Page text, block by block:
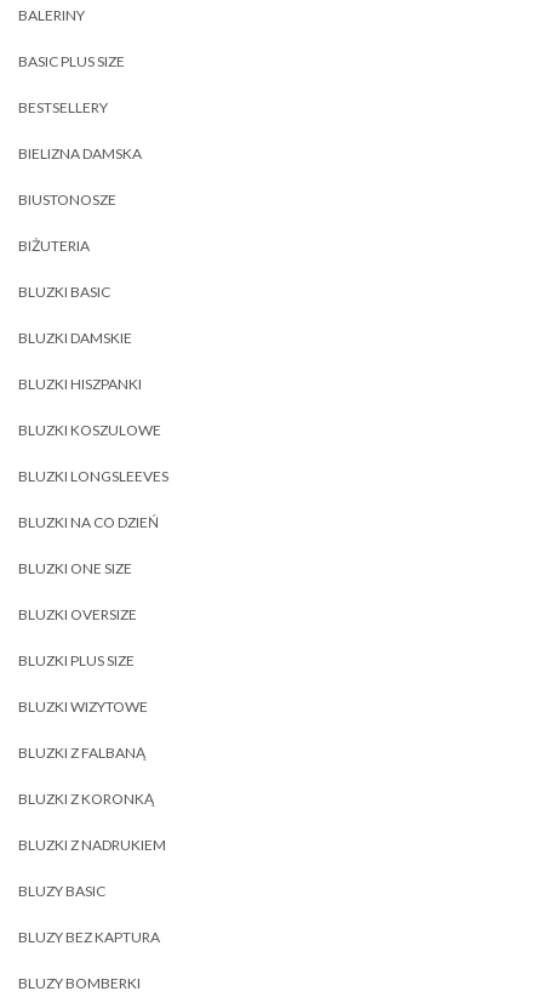
BALERINY
BASIC PLUS SIZE
BESTSELLERY
BIELIZNA DAMSKA
BIUSTONOSZE
BIŻUTERIA
BLUZKI BASIC
BLUZKI DAMSKIE
BLUZKI HISZPANKI
BLUZKI KOSZULOWE
BLUZKI LONGSLEEVES
BLUZKI NA CO DZIEŃ
BLUZKI ONE SIZE
BLUZKI OVERSIZE
BLUZKI PLUS SIZE
BLUZKI WIZYTOWE
BLUZKI Z FALBANĄ
BLUZKI Z KORONKĄ
BLUZKI Z NADRUKIEM
BLUZY BASIC
BLUZY BEZ KAPTURA
BLUZY BOMBERKI